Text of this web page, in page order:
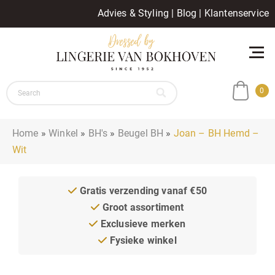
Advies & Styling | Blog | Klantenservice
0
Home »Winkel » BH's » Beugel BH » Joan – BH Hemd –
Wit
Gratis verzending vanaf €50
Groot assortiment
Exclusieve merken
Fysieke winkel